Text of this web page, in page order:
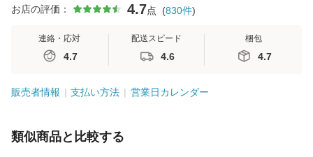
お店の評価： 4.7点 (830件)
連絡・応対
4.7
配送スピード
4.6
梱包
4.7
販売者情報 支払い方法 営業日カレンダー
類似商品と比較する